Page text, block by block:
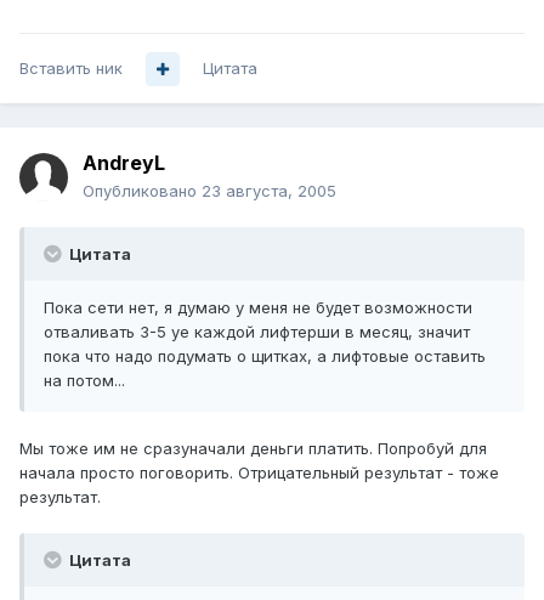
Вставить ник Цитата
AndreyL
Опубликовано 23 августа, 2005
Цитата
Пока сети нет, я думаю у меня не будет возможности
отваливать 3-5 уе каждой лифтерши в месяц, значит
пока что надо подумать о щитках, а лифтовые оставить
на потом...
Мы тоже им не сразуначали деньги платить. Попробуй для
начала просто поговорить. Отрицательный результат - тоже
результат.
Цитата